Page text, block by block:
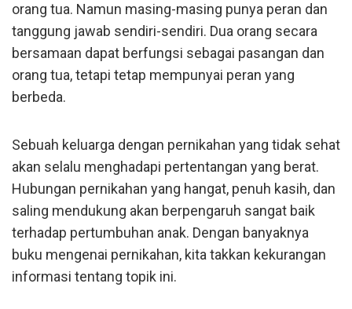
orang tua. Namun masing-masing punya peran dan
tanggung jawab sendiri-sendiri. Dua orang secara
bersamaan dapat berfungsi sebagai pasangan dan
orang tua, tetapi tetap mempunyai peran yang
berbeda.
Sebuah keluarga dengan pernikahan yang tidak sehat
akan selalu menghadapi pertentangan yang berat.
Hubungan pernikahan yang hangat, penuh kasih, dan
saling mendukung akan berpengaruh sangat baik
terhadap pertumbuhan anak. Dengan banyaknya
buku mengenai pernikahan, kita takkan kekurangan
informasi tentang topik ini.